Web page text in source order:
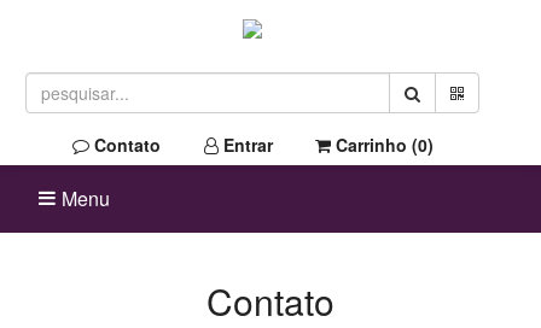
Contato Entrar Carrinho (0)
Menu
Contato